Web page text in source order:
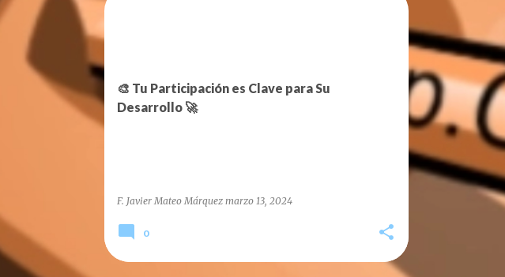
E
n
t
r
a
d
🎨 Tu Participación es Clave para Su
Desarrollo 🚀
F. Javier Mateo Márquez marzo 13, 2024
0